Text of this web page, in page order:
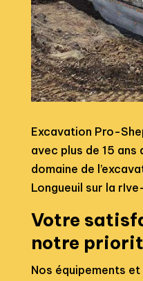
Excavation Pro-
avec plus de 15 ans
domaine de
Longueuil sur la
Votre
notre
Nos équipements